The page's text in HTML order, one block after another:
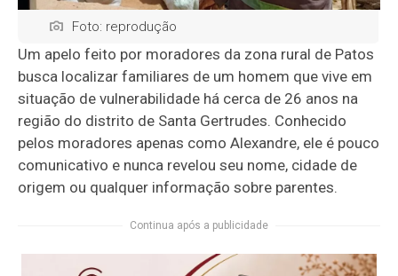
Foto: reprodução
Um apelo feito por moradores da zona rural de Patos
busca localizar familiares de um homem que vive em
situação de vulnerabilidade há cerca de 26 anos na
região do distrito de Santa Gertrudes. Conhecido
pelos moradores apenas como Alexandre, ele é pouco
comunicativo e nunca revelou seu nome, cidade de
origem ou qualquer informação sobre parentes.
Continua após a publicidade